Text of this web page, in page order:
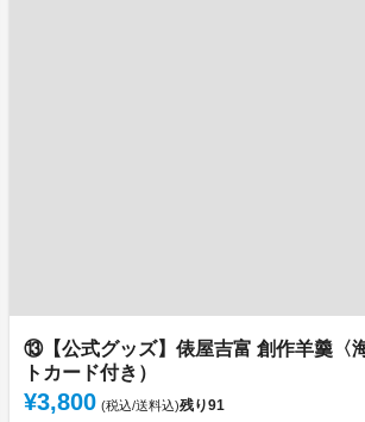
⑬【公式グッズ】俵屋吉富 創作羊羹〈
トカード付き）
¥3,800 (税込/送料込)残り91